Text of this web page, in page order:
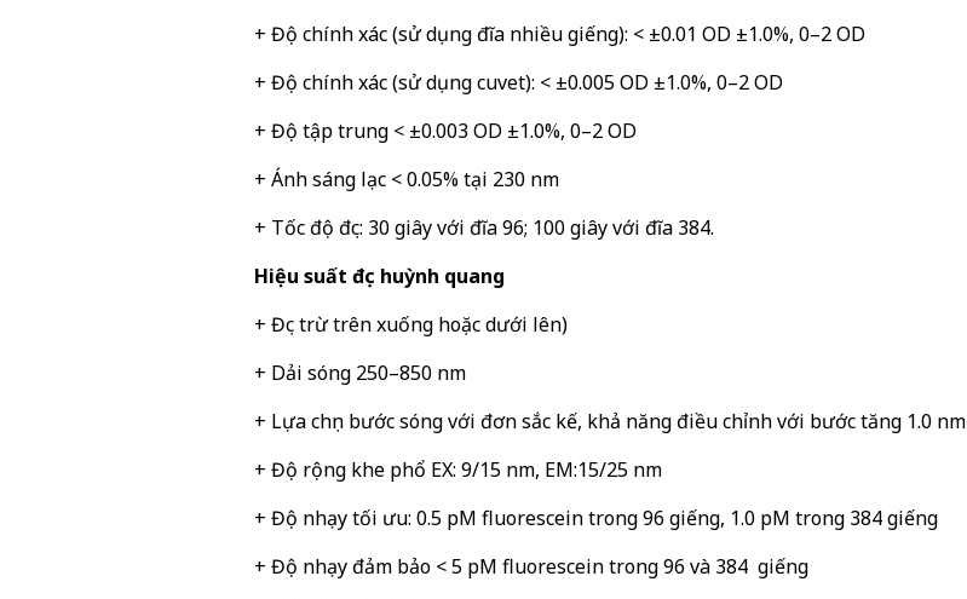
+ Độ chính xác (sử dụng đĩa nhiều giếng): < ±0.01 OD ±1.0%, 0–2 OD
+ Độ chính xác (sử dụng cuvet): < ±0.005 OD ±1.0%, 0–2 OD
+ Độ tập trung < ±0.003 OD ±1.0%, 0–2 OD
+ Ánh sáng lạc < 0.05% tại 230 nm
+ Tốc độ đọc: 30 giây với đĩa 96; 100 giây với đĩa 384.
Hiệu suất đọc huỳnh quang
+ Đọc trừ trên xuống hoặc dưới lên)
+ Dải sóng 250–850 nm
+ Lựa chọn bước sóng với đơn sắc kế, khả năng điều chỉnh với bước tăng 1.0 nm
+ Độ rộng khe phổ EX: 9/15 nm, EM:15/25 nm
+ Độ nhạy tối ưu: 0.5 pM fluorescein trong 96 giếng, 1.0 pM trong 384 giếng
+ Độ nhạy đảm bảo < 5 pM fluorescein trong 96 và 384 giếng